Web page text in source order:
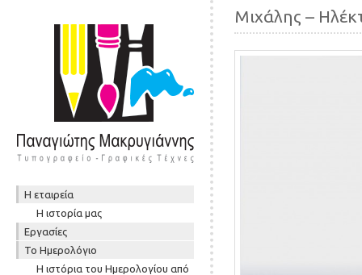
Μενού
Skip to content
Η εταιρεία
Η ιστορία μας
Εργασίες
To Ημερολόγιο
Η ιστόρια του Ημερολογίου από
Μιχάλης –